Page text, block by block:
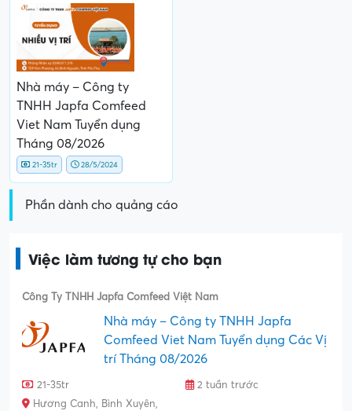
Nhà máy – Công ty
TNHH Japfa Comfeed
Viet Nam Tuyển dụng
Tháng 08/2026
21-35tr 28/5/2024
Phần dành cho quảng cáo
Việc làm tương tự cho bạn
Công Ty TNHH Japfa Comfeed Việt Nam
Nhà máy – Công ty TNHH Japfa
Comfeed Viet Nam Tuyển dụng Các Vị
trí Tháng 08/2026
21-35tr
2 tuần trước
Hương Canh, Bình Xuyên,